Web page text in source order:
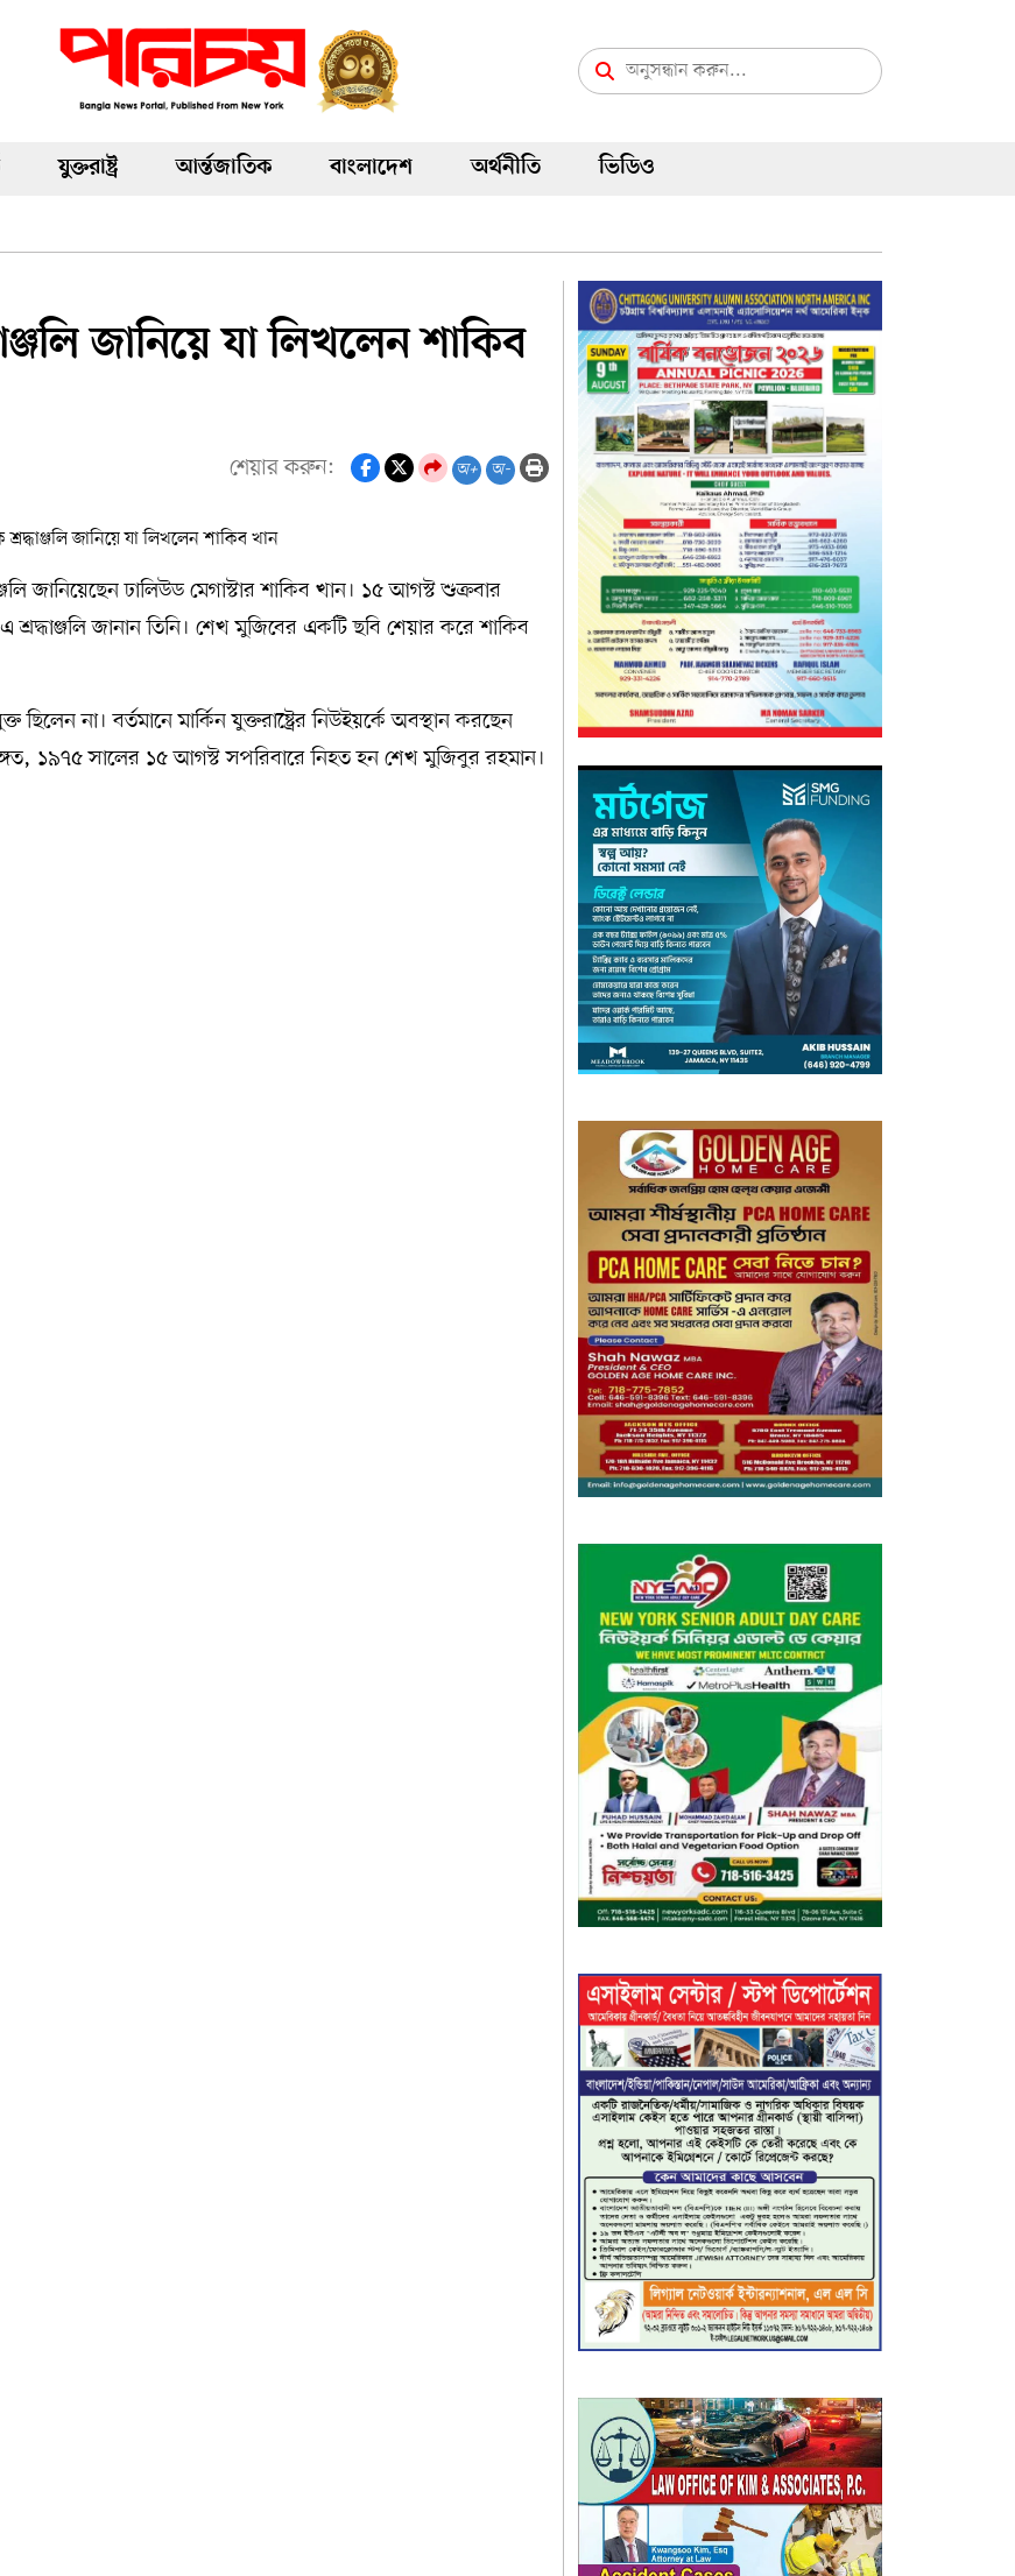
যুক্তরাষ্ট্র আর্ন্তজাতিক বাংলাদেশ অর্থনীতি ভিডিও
জানিয়ে যা লিখলেন শাকিব
শেয়ার করুন: অ+ অ-
জানিয়েছেন ঢালিউড মেগাস্টার শাকিব খান। ১৫ আগস্ট শুক্রবার
জানান তিনি। শেখ মুজিবের একটি ছবি শেয়ার করে শাকিব
না। বর্তমানে মার্কিন যুক্তরাষ্ট্রের নিউইয়র্কে অবস্থান করছেন
১৯৭৫ সালের ১৫ আগস্ট সপরিবারে নিহত হন শেখ মুজিবুর রহমান।